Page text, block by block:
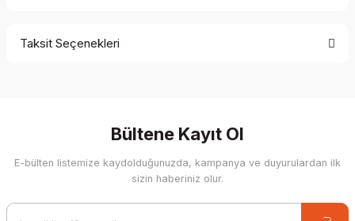
Taksit Seçenekleri
Bültene Kayıt Ol
E-bülten listemize kaydolduğunuzda, kampanya ve duyurulardan ilk
sizin haberiniz olur.